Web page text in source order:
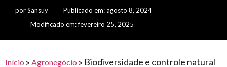
gratuitos
premiações
para
de
feira
visual
offshore
civil
Transporte
e logística
armazenagem
lonas
porSansuy Publicado em:agosto 8, 2024
Modificado em: fevereiro 25, 2025
Início » Agronegócio » Biodiversidade e controle natural